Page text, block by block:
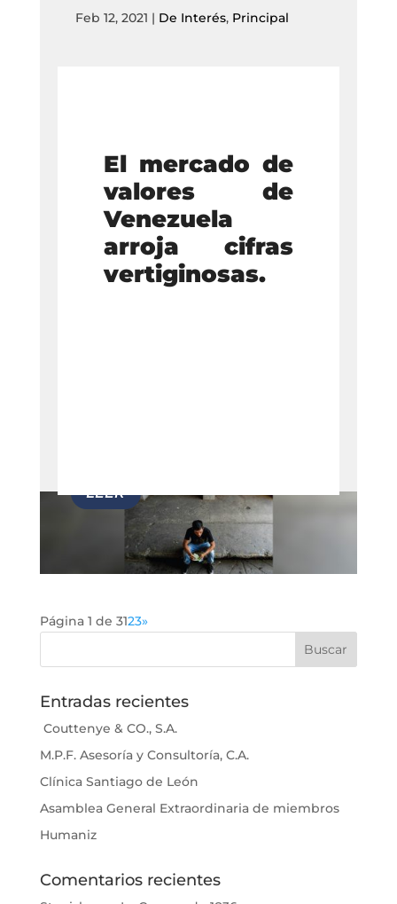
Feb 12, 2021 | De Interés, Principal
El mercado de
valores de
Venezuela
arroja cifras
vertiginosas.
Página 1 de 3123»
Entradas recientes
Couttenye & CO., S.A.
M.P.F. Asesoría y Consultoría, C.A.
Clínica Santiago de León
Asamblea General Extraordinaria de miembros
Humaniz
Comentarios recientes